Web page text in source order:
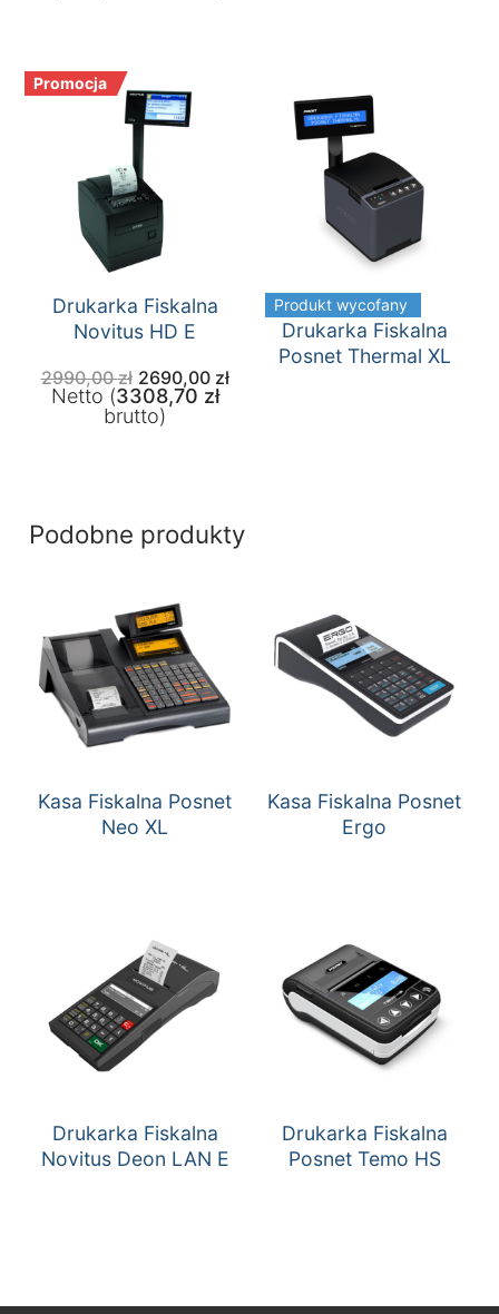
Promocja
Drukarka Fiskalna
Novitus HD E
2990,00zł Pierwotna
cena
wynosiła:
2990,00 zł.
2690,00 złAktualna
Netto (3308,70 zł
brutto)
Produkt wycofany
Drukarka Fiskalna
Posnet Thermal XL
Podobne produkty
Kasa Fiskalna Posnet
Neo XL
Kasa Fiskalna Posnet
Ergo
Drukarka Fiskalna
Novitus Deon LAN E
Drukarka Fiskalna
Posnet Temo HS